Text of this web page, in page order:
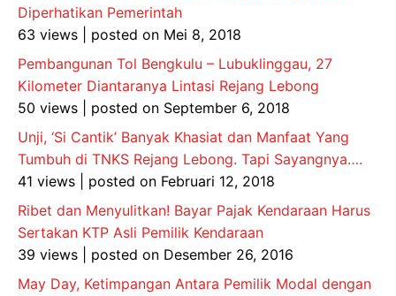
Diperhatikan Pemerintah
63 views
posted on Mei 8, 2018
Pembangunan Tol Bengkulu – Lubuklinggau, 27
Kilometer Diantaranya Lintasi Rejang Lebong
50 views
posted on September 6, 2018
Unji, ‘Si Cantik’ Banyak Khasiat dan Manfaat Yang
Tumbuh di TNKS Rejang Lebong. Tapi Sayangnya….
41 views
posted on Februari 12, 2018
Ribet dan Menyulitkan! Bayar Pajak Kendaraan Harus
Sertakan KTP Asli Pemilik Kendaraan
39 views
posted on Desember 26, 2016
May Day, Ketimpangan Antara Pemilik Modal dengan